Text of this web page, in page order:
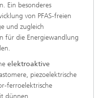
Ein besonderes
von PFAS-freien
und zugleich
für die Energiewandlung
elektroaktive
piezoelektrische
ferroelektrische
dünnen